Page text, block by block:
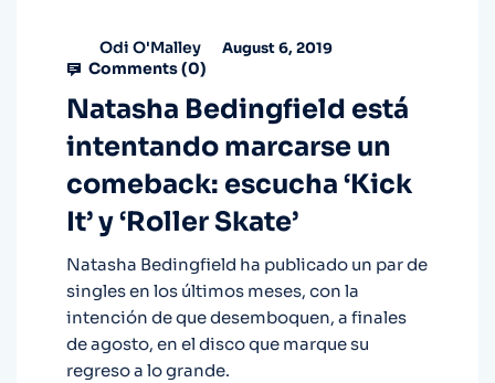
Odi O'Malley August 6, 2019
Comments (0)
Natasha Bedingfield está
intentando marcarse un
comeback: escucha ‘Kick
It’ y ‘Roller Skate’
Natasha Bedingfield ha publicado un par de
singles en los últimos meses, con la
intención de que desemboquen, a finales
de agosto, en el disco que marque su
regreso a lo grande.